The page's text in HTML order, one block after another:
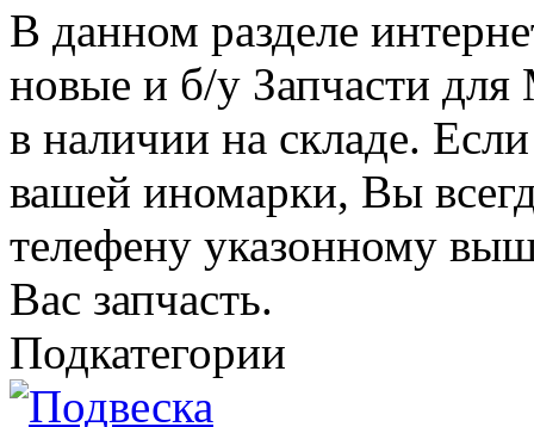
В данном разделе
новые и б/у Запчасти для
в наличии на складе.
вашей иномарки, Вы
телефену указонному
Вас запчасть.
Подкатегории